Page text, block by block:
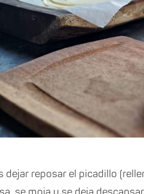
dejar reposar el picadillo